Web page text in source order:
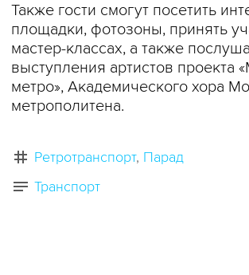
Также гости смогут посетить
площадки, фотозоны, принять
мастер-классах, а также
выступления артистов проекта
метро», Академического хора
метрополитена.
Ретротранспорт Парад
Транспорт